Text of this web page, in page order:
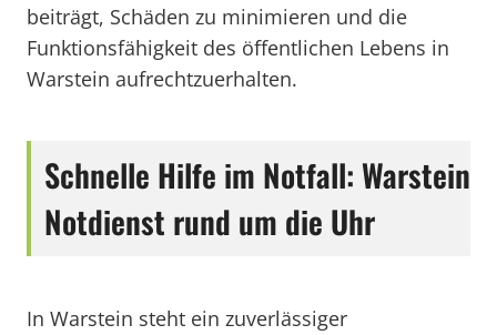
beiträgt, Schäden zu minimieren und die
Funktionsfähigkeit des öffentlichen Lebens in
Warstein aufrechtzuerhalten.
Schnelle Hilfe im Notfall: Warstein
Notdienst rund um die Uhr
In Warstein steht ein zuverlässiger